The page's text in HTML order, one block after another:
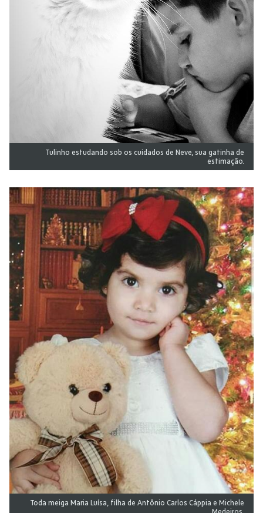
Tulinho estudando sob os cuidados de Neve, sua gatinha de
estimação.
Toda meiga Maria Luísa, filha de Antônio Carlos Cáppia e Michele